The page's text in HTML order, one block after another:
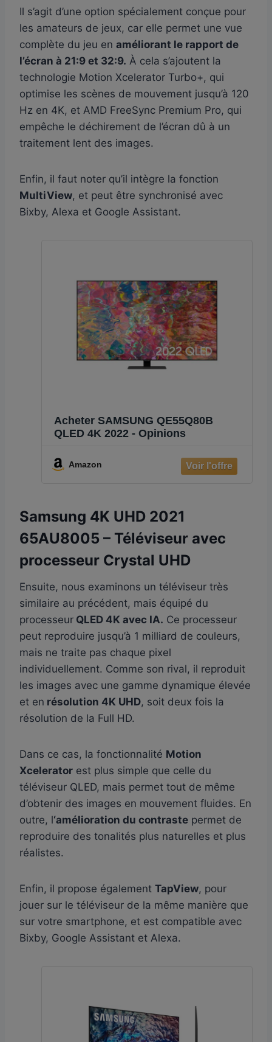
Il s’agit d’une option spécialement conçue pour
les amateurs de jeux, car elle permet une vue
complète du jeu en améliorant le rapport de
l’écran à 21:9 et 32:9. À cela s’ajoutent la
technologie Motion Xcelerator Turbo+, qui
optimise les scènes de mouvement jusqu’à 120
Hz en 4K, et AMD FreeSync Premium Pro, qui
empêche le déchirement de l’écran dû à un
traitement lent des images.
Enfin, il faut noter qu’il intègre la fonction
MultiView, et peut être synchronisé avec
Bixby, Alexa et Google Assistant.
Acheter SAMSUNG QE55Q80B
QLED 4K 2022 - Opinions
Amazon
Samsung 4K UHD 2021
65AU8005 – Téléviseur avec
processeur Crystal UHD
Ensuite, nous examinons un téléviseur très
similaire au précédent, mais équipé du
processeur QLED 4K avec IA. Ce processeur
peut reproduire jusqu’à 1 milliard de couleurs,
mais ne traite pas chaque pixel
individuellement. Comme son rival, il reproduit
les images avec une gamme dynamique élevée
et en résolution 4K UHD, soit deux fois la
résolution de la Full HD.
Dans ce cas, la fonctionnalité Motion
Xcelerator est plus simple que celle du
téléviseur QLED, mais permet tout de même
d’obtenir des images en mouvement fluides. En
outre, l‘amélioration du contraste permet de
reproduire des tonalités plus naturelles et plus
réalistes.
Enfin, il propose également TapView, pour
jouer sur le téléviseur de la même manière que
sur votre smartphone, et est compatible avec
Bixby, Google Assistant et Alexa.